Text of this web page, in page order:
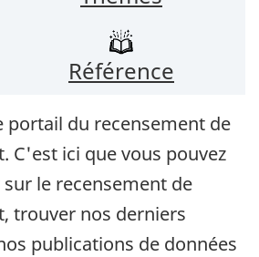
Référence
portail du recensement de
C'est ici que vous pouvez
le recensement de
trouver nos derniers
publications de données